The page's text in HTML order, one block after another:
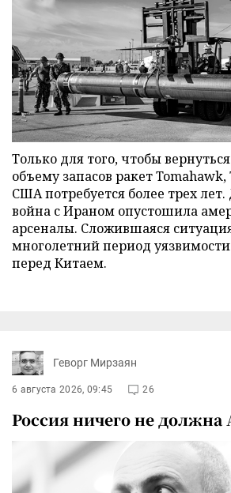
Только для того, чтобы
объему запасов ракет
США потребуется более трех
война с Ираном опустошила
арсеналы. Сложившаяся
многолетний период
перед Китаем.
Геворг Мирзаян
6 августа 2026, 09:45 26
Россия ничего не